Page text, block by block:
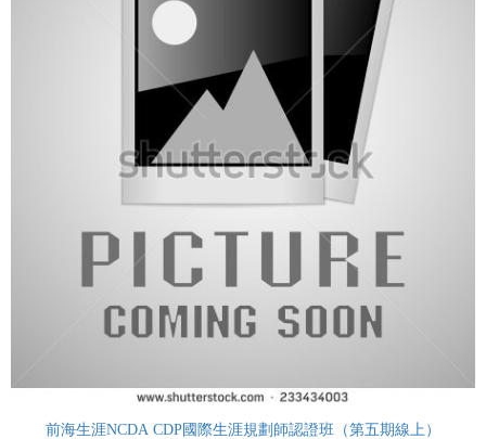
前海生涯NCDA CDP國際生涯規劃師認證班（第五期線上）